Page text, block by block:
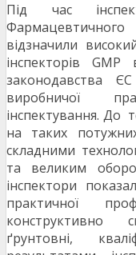
Під час
відзначили
інспекторів
законодавства
виробничої
інспектування. До
на таких
складними
та великим
інспектори
практичної
конструктивно
ґрунтовні,